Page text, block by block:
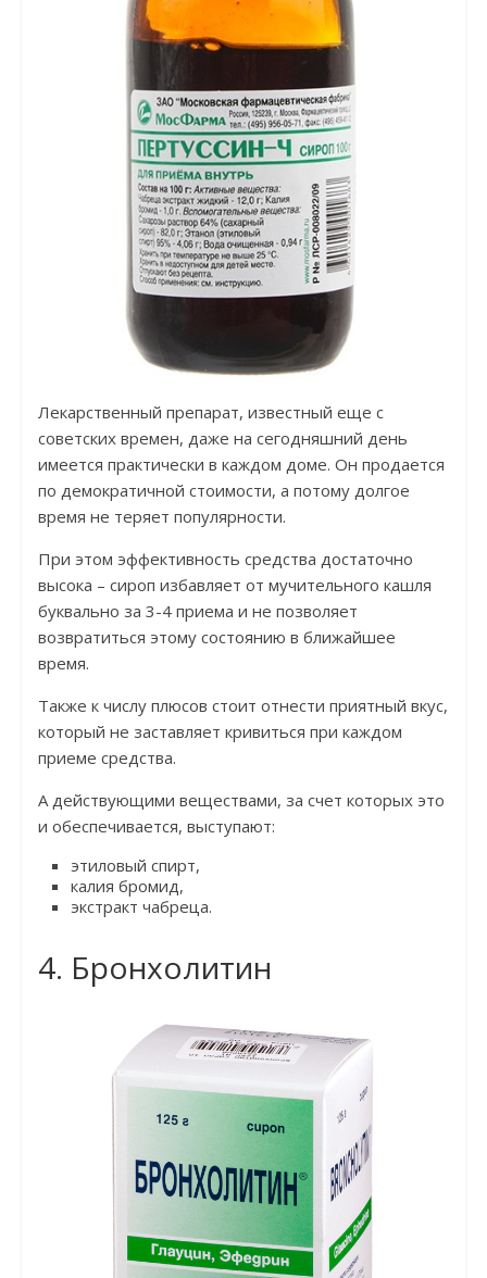
Лекарственный препарат, известный еще с
советских времен, даже на сегодняшний день
имеется практически в каждом доме. Он продается
по демократичной стоимости, а потому долгое
время не теряет популярности.
При этом эффективность средства достаточно
высока – сироп избавляет от мучительного кашля
буквально за 3-4 приема и не позволяет
возвратиться этому состоянию в ближайшее
время.
Также к числу плюсов стоит отнести приятный вкус,
который не заставляет кривиться при каждом
приеме средства.
А действующими веществами, за счет которых это
и обеспечивается, выступают:
этиловый спирт,
калия бромид,
экстракт чабреца.
4. Бронхолитин